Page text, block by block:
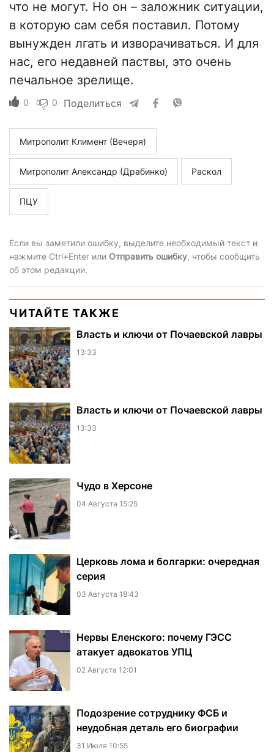
что не могут. Но он – заложник ситуации,
в которую сам себя поставил. Потому
вынужден лгать и изворачиваться. И для
нас, его недавней паствы, это очень
печальное зрелище.
0 0 Поделиться
Митрополит Климент (Вечеря)
Митрополит Александр (Драбинко) Раскол
ПЦУ
Если вы заметили ошибку, выделите необходимый текст и
нажмите Ctrl+Enter или Отправить ошибку, чтобы сообщить
об этом редакции.
ЧИТАЙТЕ ТАКЖЕ
Власть и ключи от Почаевской лавры
13:33
Власть и ключи от Почаевской лавры
13:33
Чудо в Херсоне
04 Августа 15:25
Церковь лома и болгарки: очередная
серия
03 Августа 18:43
Нервы Еленского: почему ГЭСС
атакует адвокатов УПЦ
02 Августа 12:01
Подозрение сотруднику ФСБ и
неудобная деталь его биографии
31 Июля 10:55